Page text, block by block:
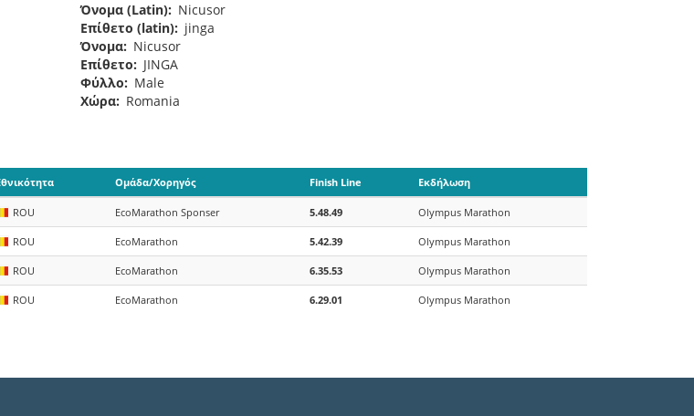
Όνομα (Latin)
Nicusor
Επίθετο (latin)
jinga
Όνομα
Nicusor
Επίθετο
JINGA
Φύλλο
Male
Χώρα
Romania
Ομάδα/Χορηγός Finish Line Εκδήλωση
ROU EcoMarathon Sponser 5.48.49 Olympus Marathon
ROU EcoMarathon 5.42.39 Olympus Marathon
ROU EcoMarathon 6.35.53 Olympus Marathon
ROU EcoMarathon 6.29.01 Olympus Marathon